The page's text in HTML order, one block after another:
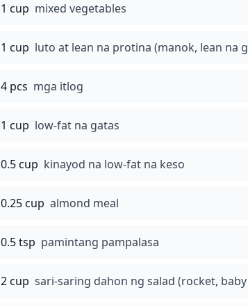
1 cup mixed vegetables
1 cup luto at lean na protina (manok, lean na
4 pcs mga itlog
1 cup low-fat na gatas
0.5 cup kinayod na low-fat na keso
0.25 cup almond meal
0.5 tsp pamintang pampalasa
2 cup sari-saring dahon ng salad (rocket,